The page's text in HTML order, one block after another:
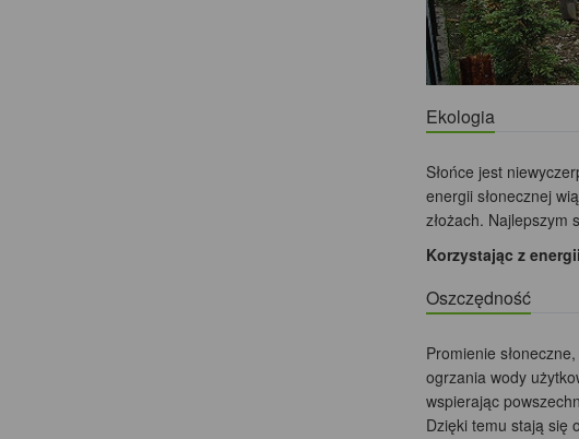
Ekologia
Słońce jest
energii słonecznej
złożach. Najlepszym
Korzystając z
Oszczędność
Promienie
ogrzania wody
wspierając
Dzięki temu stają się